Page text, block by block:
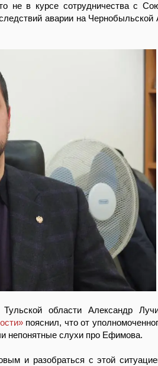
не в курсе сотрудничества с
аварии на
области Александр
пояснил, что от
непонятные слухи про Ефимова.
и разобраться с этой